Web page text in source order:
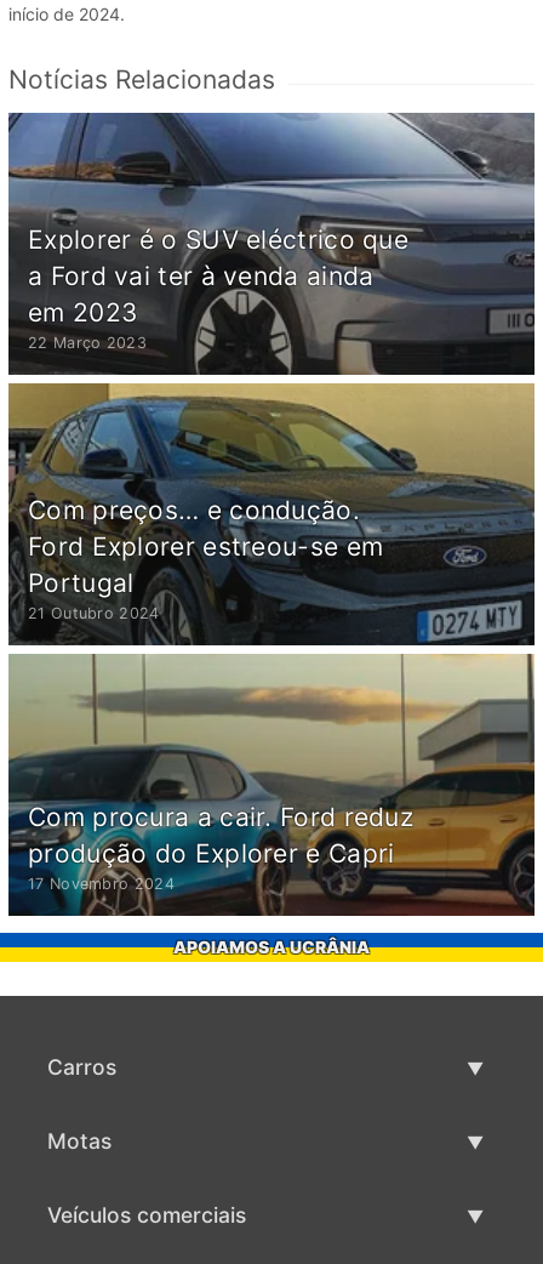
início de 2024.
Notícias Relacionadas
Explorer é o SUV eléctrico que
a Ford vai ter à venda ainda
em 2023
22 Março 2023
Com preços… e condução.
Ford Explorer estreou-se em
Portugal
21 Outubro 2024
Com procura a cair. Ford reduz
produção do Explorer e Capri
17 Novembro 2024
APOIAMOS A UCRÂNIA
Carros
Motas
Veículos comerciais